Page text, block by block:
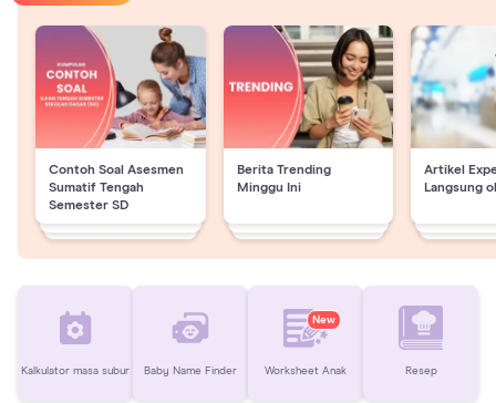
Contoh Soal Asesmen
Sumatif Tengah
Semester SD
Berita Trending
Minggu Ini
Artikel
Langsung
Kalkulator masa subur Baby Name Finder
New
Worksheet Anak Resep